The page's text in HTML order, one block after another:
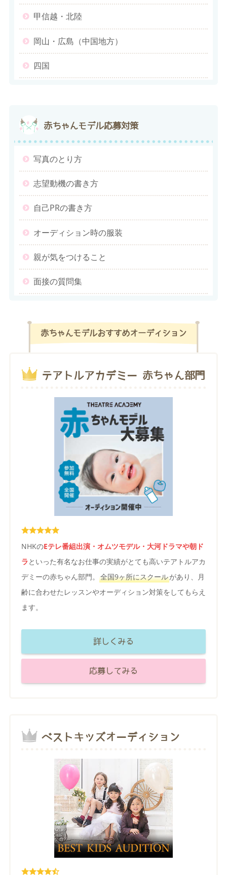
甲信越・北陸
岡山・広島（中国地方）
四国
赤ちゃんモデル応募対策
写真のとり方
志望動機の書き方
自己PRの書き方
オーディション時の服装
親が気をつけること
面接の質問集
赤ちゃんモデルおすすめオーディション
テアトルアカデミー 赤ちゃん部門
NHKのEテレ番組出演・オムツモデル・大河ドラマや朝ド
ラ といった有名なお仕事の実績がとても高いテアトルアカ
デミーの赤ちゃん部門。 全国9ヶ所にスクールがあり、月
齢に合わせたレッスンやオーディション対策をしてもらえ
ます。
詳しくみる
応募してみる
ベストキッズオーディション